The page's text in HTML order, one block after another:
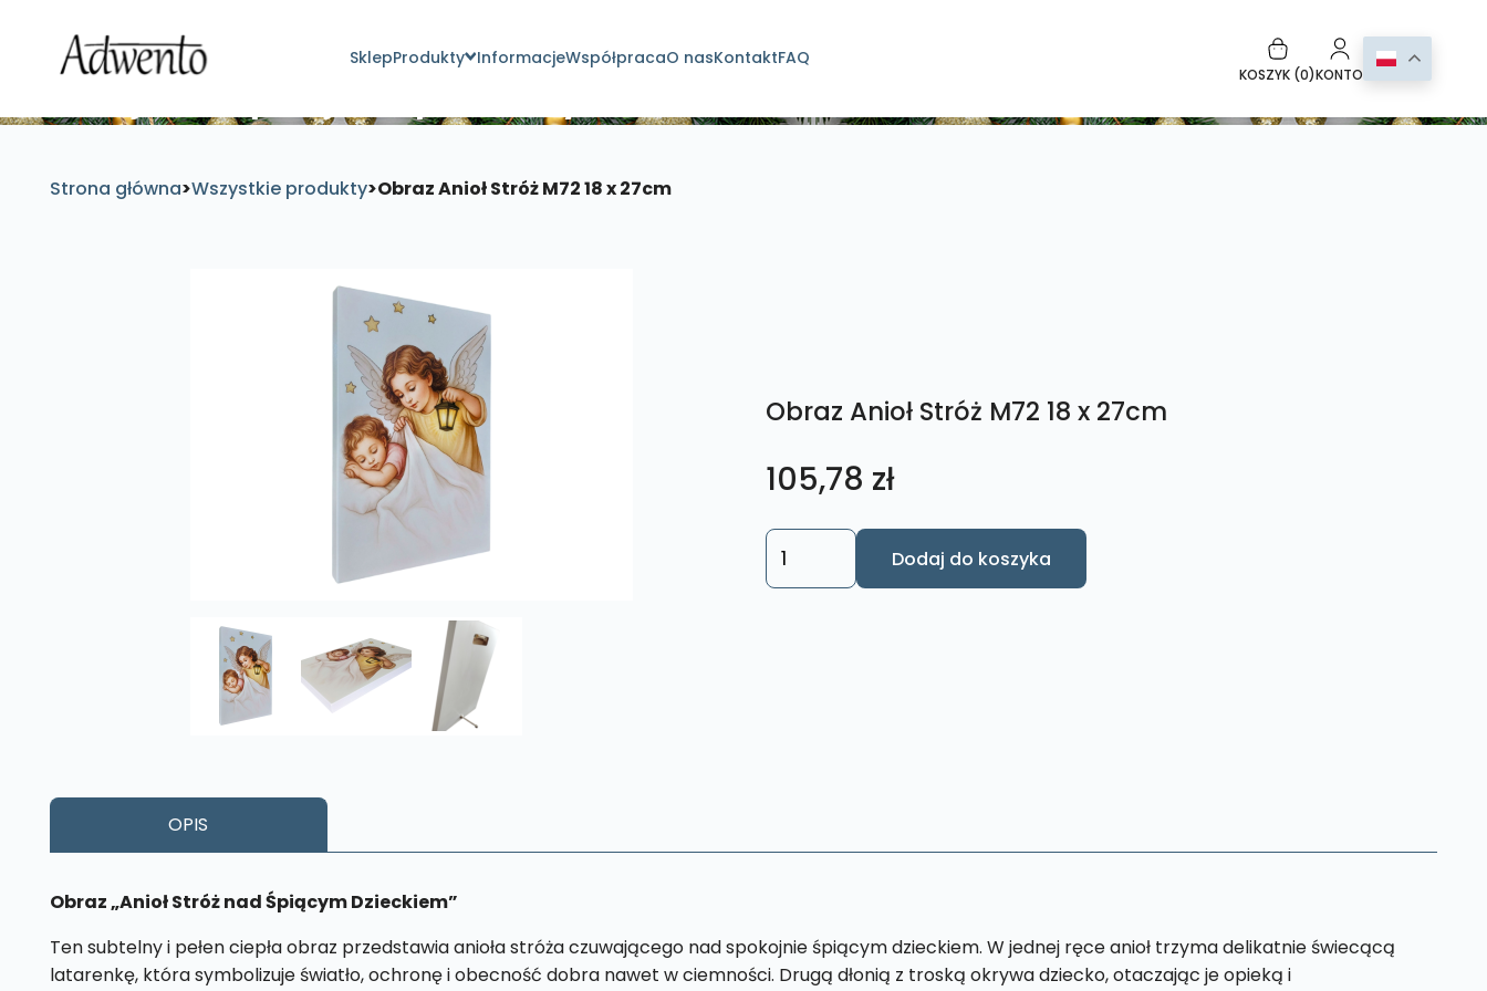
SklepProdukty InformacjeWspółpracaO nasKontaktFAQ
KOSZYK (0)KONTO
Strona główna>Wszystkie produkty>Obraz Anioł Stróż M72 18 x 27cm
Obraz Anioł Stróż M72 18 x 27cm
105,78 zł
ilość
Obraz
Dodaj do koszyka
OPIS
Obraz „Anioł Stróż nad Śpiącym Dzieckiem”
Ten subtelny i pełen ciepła obraz przedstawia anioła stróża czuwającego nad spokojnie śpiącym dzieckiem. W jednej ręce anioł trzyma delikatnie świecącą
latarenkę, która symbolizuje światło, ochronę i obecność dobra nawet w ciemności. Drugą dłonią z troską okrywa dziecko, otaczając je opieką i